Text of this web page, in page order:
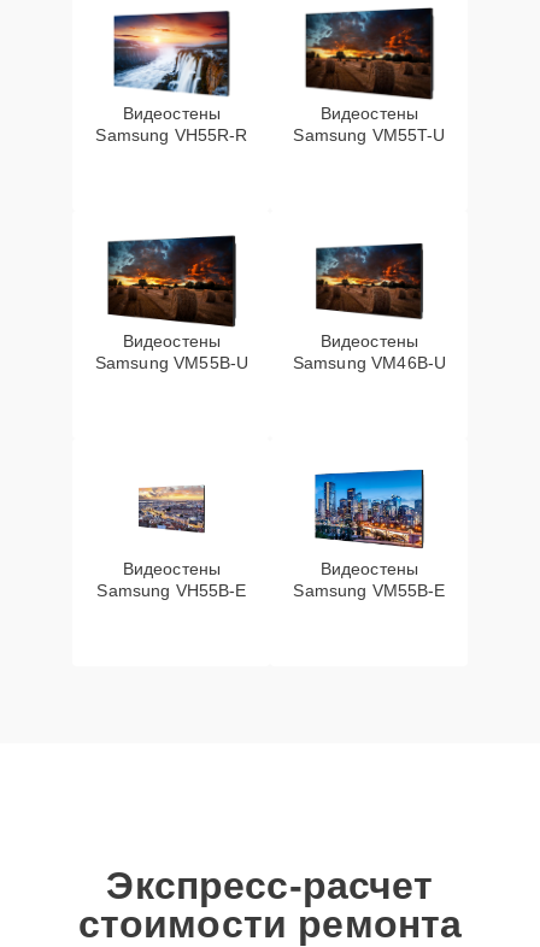
Видеостены
Samsung VH55R-R
Видеостены
Samsung VM55T-U
Видеостены
Samsung VM55B-U
Видеостены
Samsung VM46B-U
Видеостены
Samsung VH55B-E
Видеостены
Samsung VM55B-E
Экспресс-расчет
стоимости ремонта